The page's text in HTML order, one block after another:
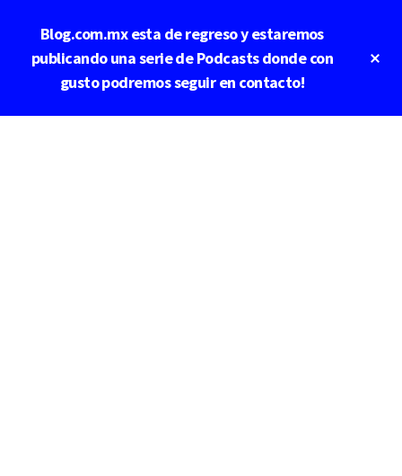
contenido
Blog.com.mx esta de regreso y estaremos
publicando una serie de Podcasts donde con
gusto podremos seguir en contacto!